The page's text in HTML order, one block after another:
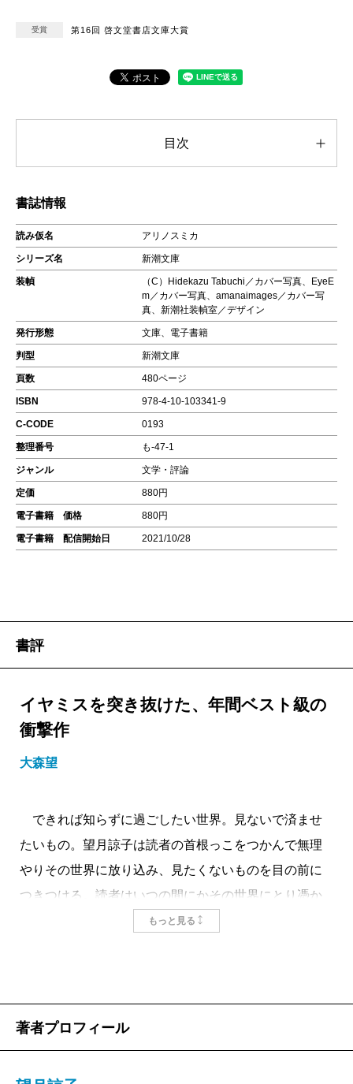
受賞 第16回 啓文堂書店文庫大賞
目次
書誌情報
読み仮名 アリノスミカ
シリーズ名 新潮文庫
装幀
（C）Hidekazu Tabuchi／カバー写真、EyeE
m／カバー写真、amanaimages／カバー写
真、新潮社装幀室／デザイン
発行形態 文庫、電子書籍
判型 新潮文庫
頁数 480ページ
ISBN 978-4-10-103341-9
C-CODE 0193
整理番号 も-47-1
ジャンル 文学・評論
定価 880円
電子書籍 価格 880円
電子書籍 配信開始日 2021/10/28
書評
イヤミスを突き抜けた、年間ベスト級の
衝撃作
大森望
できれば知らずに過ごしたい世界。見ないで済ませ
たいもの。望月諒子は読者の首根っこをつかんで無理
やりその世界に放り込み、見たくないものを目の前に
つきつける。読者はいつの間にかその世界にとり憑か
れ、先を知りたくてたまらなくなる。書き下ろし長編
抜け出せない。吉沢末男なる人物の生い立ちを語るわ
もっと見る
著者プロフィール